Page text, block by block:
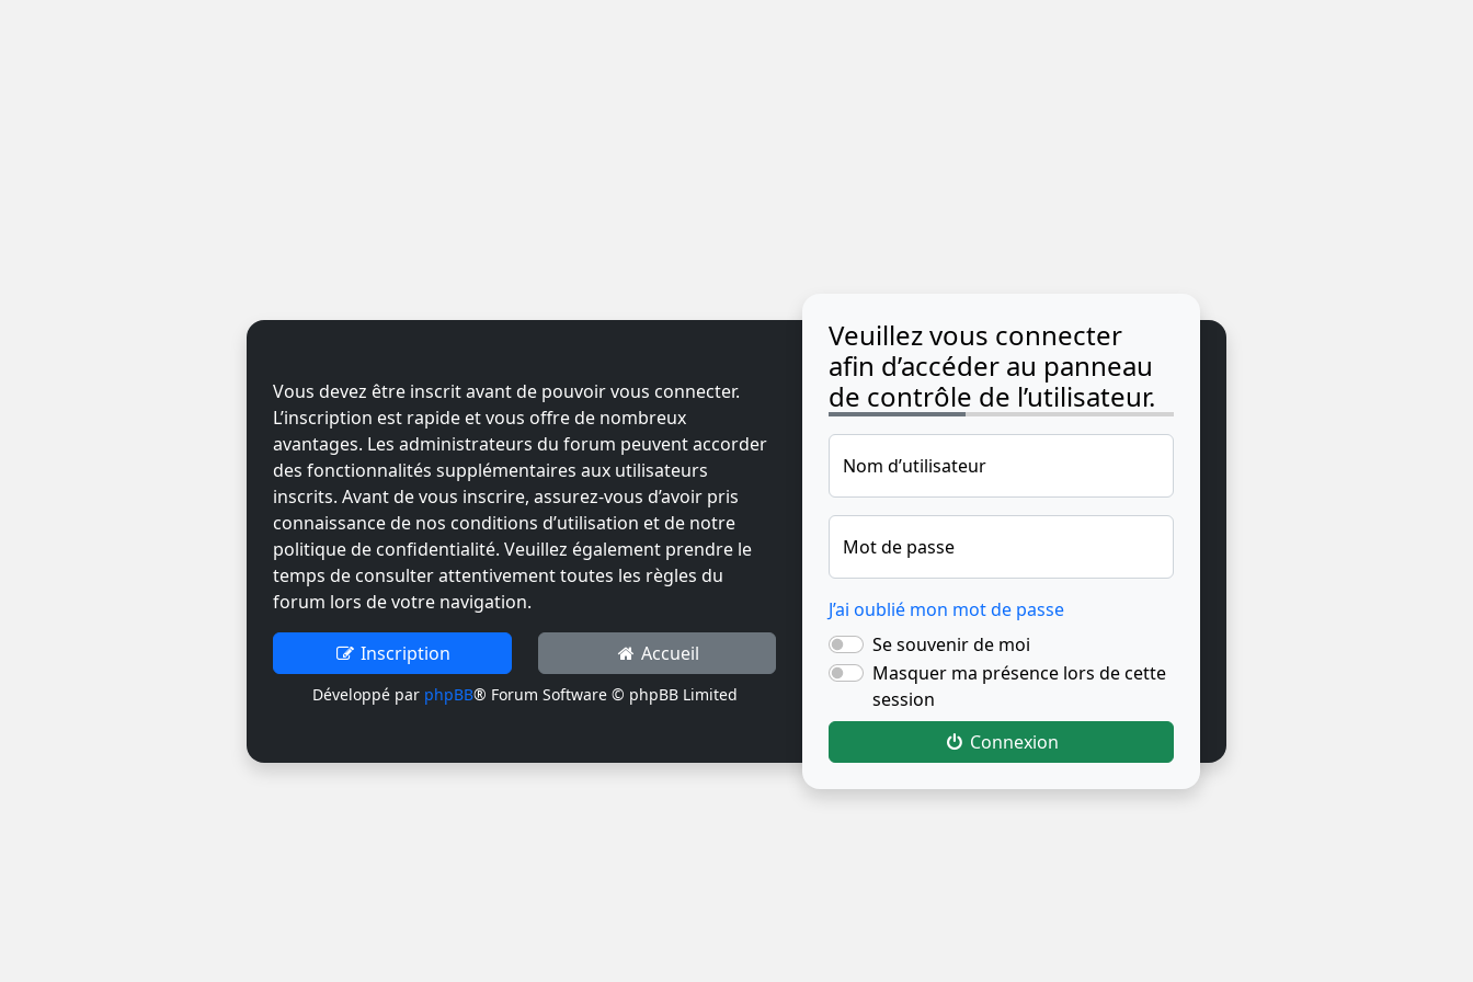
Vous devez être inscrit avant de pouvoir vous connecter.
L’inscription est rapide et vous offre de nombreux
avantages. Les administrateurs du forum peuvent accorder
des fonctionnalités supplémentaires aux utilisateurs
inscrits. Avant de vous inscrire, assurez-vous d’avoir pris
connaissance de nos conditions d’utilisation et de notre
politique de confidentialité. Veuillez également prendre le
temps de consulter attentivement toutes les règles du
forum lors de votre navigation.
Inscription Accueil
Développé par phpBB® Forum Software © phpBB Limited
Veuillez vous connecter
afin d’accéder au panneau
de contrôle de l’utilisateur.
Nom d’utilisateur
Mot de passe
J’ai oublié mon mot de passe
Se souvenir de moi
Masquer ma présence lors de cette
session
Connexion